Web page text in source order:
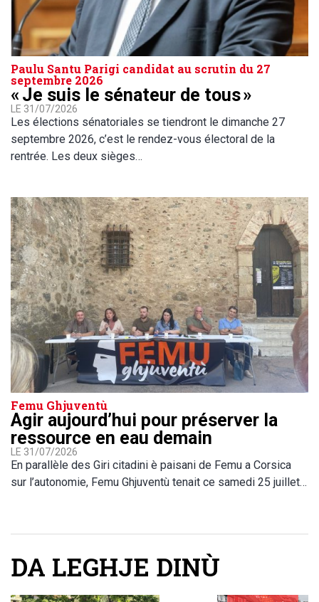
Paulu Santu Parigi candidat au scrutin du 27
septembre 2026
« Je suis le sénateur de tous »
LE 31/07/2026
Les élections sénatoriales se tiendront le dimanche 27
septembre 2026, c’est le rendez-vous électoral de la
rentrée. Les deux sièges…
Femu Ghjuventù
Agir aujourd’hui pour préserver la
ressource en eau demain
LE 31/07/2026
En parallèle des Giri citadini è paisani de Femu a Corsica
sur l’autonomie, Femu Ghjuventù tenait ce samedi 25 juillet…
DA LEGHJE DINÙ